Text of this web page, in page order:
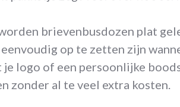
brievenbusdozen plat
op te zetten zijn
logo of een persoonlijke
zonder al te veel extra kosten.